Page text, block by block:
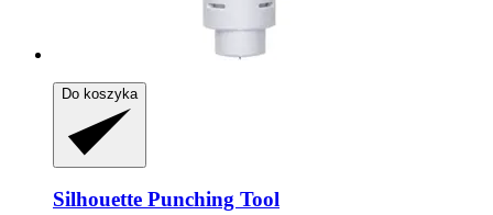
Do koszyka
Silhouette Punching Tool